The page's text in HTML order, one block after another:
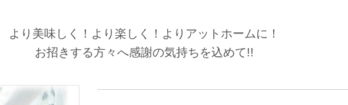
より美味しく！より楽しく！よりアットホームに！
お招きする方々へ感謝の気持ちを込めて!!